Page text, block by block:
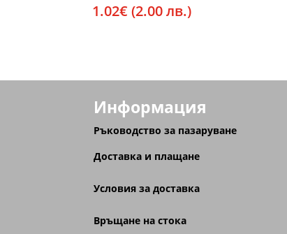
1.02€ (2.00 лв.)
Информация
Ръководство за пазаруване
Доставка и плащане
Условия за доставка
Връщане на стока